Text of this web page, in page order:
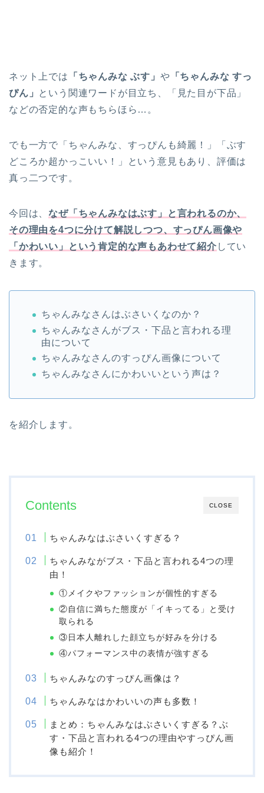
ネット上では 「ちゃんみな ぶす」 や 「ちゃんみな すっ
ぴん」 という関連ワードが目立ち、「見た目が下品」
などの否定的な声もちらほら…。
でも一方で「ちゃんみな、すっぴんも綺麗！」「ぶす
どころか超かっこいい！」という意見もあり、評価は
真っ二つです。
今回は、なぜ「ちゃんみなはぶす」と言われるのか、
その理由を4つに分けて解説しつつ、すっぴん画像や
「かわいい」という肯定的な声もあわせて紹介 してい
きます。
ちゃんみなさんはぶさいくなのか？
ちゃんみなさんがブス・下品と言われる理
由について
ちゃんみなさんのすっぴん画像について
ちゃんみなさんにかわいいという声は？
を紹介します。
CLOSE
Contents
ちゃんみなはぶさいくすぎる？
ちゃんみながブス・下品と言われる4つの理
由！
①メイクやファッションが個性的すぎる
②自信に満ちた態度が「イキってる」と受け
取られる
③日本人離れした顔立ちが好みを分ける
④パフォーマンス中の表情が強すぎる
ちゃんみなのすっぴん画像は？
ちゃんみなはかわいいの声も多数！
まとめ：ちゃんみなはぶさいくすぎる？ぶ
す・下品と言われる4つの理由やすっぴん画
像も紹介！